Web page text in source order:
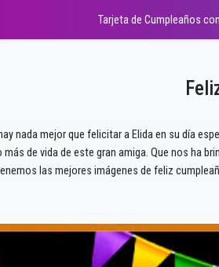
Tarjeta de Cumpleaños
nada mejor que felicitar a Elida en su día
de vida de este gran amiga. Que nos ha
las mejores imágenes de feliz